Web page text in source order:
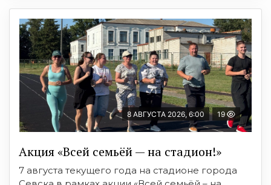
8 АВГУСТА 2026, 6:00 19
Акция «Всей семьёй — на стадион!»
7 августа текущего года на стадионе города